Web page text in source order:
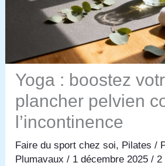
Yoga : boostez
plancher pelvien
l’incontinence
Faire du sport chez soi, Pilates /
Plumavaux/ 1 décembre 2025/2